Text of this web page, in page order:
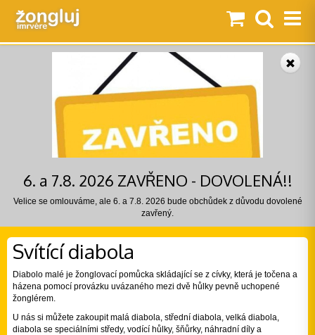
6. a 7.8. 2026 ZAVŘENO - DOVOLENÁ!!
Velice se omlouváme, ale 6. a 7.8. 2026 bude obchůdek z důvodu dovolené
zavřený.
Svítící diabola
Diabolo malé je žonglovací pomůcka skládající se z cívky, která je točena a
házena pomocí provázku uvázaného mezi dvě hůlky pevně uchopené
žonglérem.
U nás si můžete zakoupit malá diabola, střední diabola, velká diabola,
diabola se speciálními středy, vodící hůlky, šňůrky, náhradní díly a